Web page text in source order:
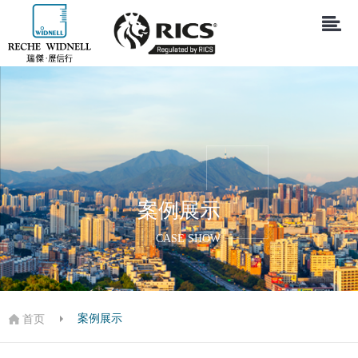
案例展示
CASE SHOW
首页 案例展示